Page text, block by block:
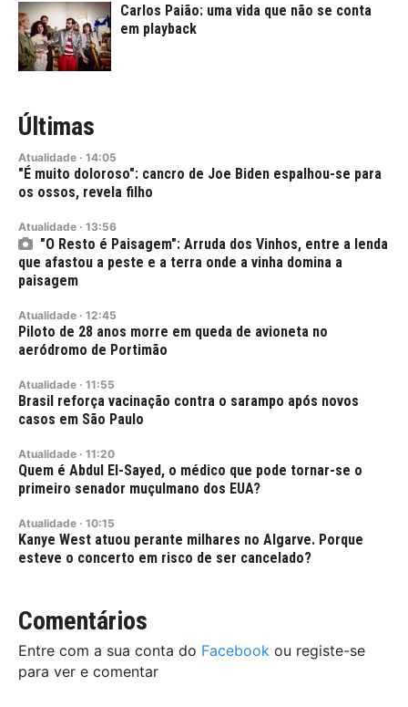
Carlos Paião: uma vida que não se conta
em playback
Últimas
Atualidade · 14:05
"É muito doloroso": cancro de Joe Biden espalhou-se para
os ossos, revela filho
Atualidade · 13:56
"O Resto é Paisagem": Arruda dos Vinhos, entre a lenda
que afastou a peste e a terra onde a vinha domina a
paisagem
Atualidade · 12:45
Piloto de 28 anos morre em queda de avioneta no
aeródromo de Portimão
Atualidade · 11:55
Brasil reforça vacinação contra o sarampo após novos
casos em São Paulo
Atualidade · 11:20
Quem é Abdul El-Sayed, o médico que pode tornar-se o
primeiro senador muçulmano dos EUA?
Atualidade · 10:15
Kanye West atuou perante milhares no Algarve. Porque
esteve o concerto em risco de ser cancelado?
Comentários
Entre com a sua conta do Facebook ou registe-se
para ver e comentar